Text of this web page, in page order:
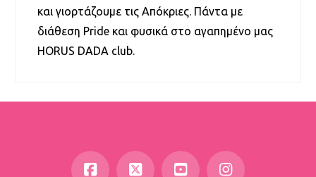
και γιορτάζουμε τις Απόκριες. Πάντα με
διάθεση Pride και φυσικά στο αγαπημένο μας
HORUS DADA club.